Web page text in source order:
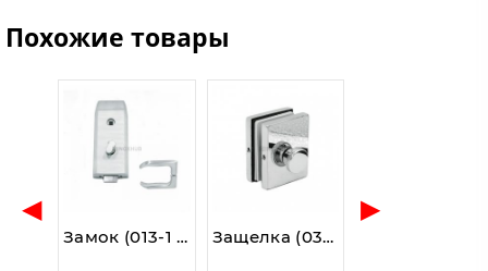
Похожие товары
◀
Замок (013-1 SSS) с притвором, с ответной частью на стену, нерж. сталь матовая Защелка (032 PSS) с ответной частью на стену, нерж сталь полированная
▶